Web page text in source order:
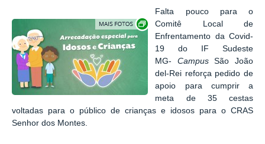
Exibir carrossel de imagens
Falta pouco para o
Comitê Local de
Enfrentamento da Covid-
19 do IF Sudeste
MG- CampusSão João
del-Rei reforça pedido de
apoio para cumprir a
meta de 35 cestas
voltadas para o público de crianças e idosos para o CRAS
Senhor dos Montes.